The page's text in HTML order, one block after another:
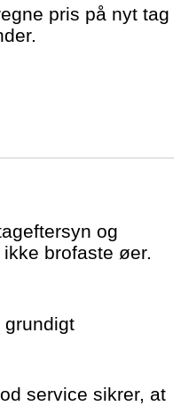
pris på nyt tag
og
brofaste øer.
service sikrer, at